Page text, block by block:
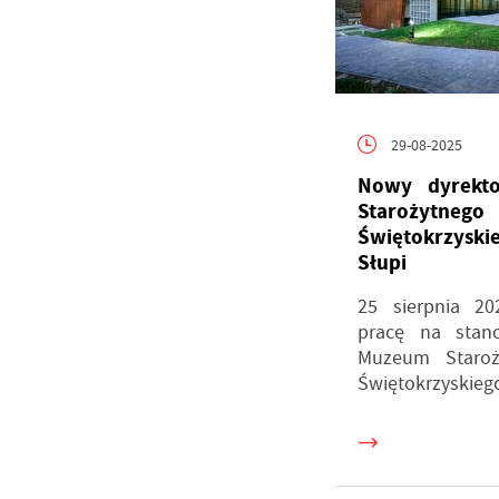
29-08-2025
Nowy
Starożytnego
Słupi
25 sierpnia
pracę na
Muzeum